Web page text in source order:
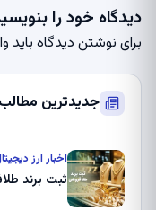
دیدگاه خود را
برای نوشتن دیدگاه باید
جدیدترین مطالب
اخبار ارز
ثبت برند